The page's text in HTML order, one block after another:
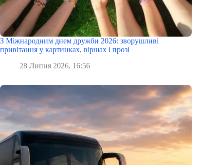
З Міжнародним днем дружби 2026: зворушливі
привітання у картинках, віршах і прозі
28 Липня 2026, 16:56